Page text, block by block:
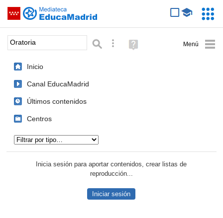
Saltar navegación
Palabra o frase: Búsqueda avanzada
Ayuda
(en
Inicio
Canal EducaMadrid
Últimos contenidos
Centros
Inicia sesión para aportar contenidos, crear listas de
reproducción...
Iniciar sesión